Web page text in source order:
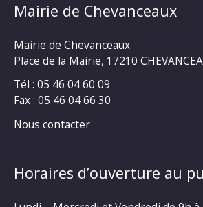
Mairie de Chevanceaux
Mairie de Chevanceaux
Place de la Mairie, 17210
Tél : 05 46 04 60 09
Fax : 05 46 04 66 30
Nous contacter
Horaires d’ouverture au